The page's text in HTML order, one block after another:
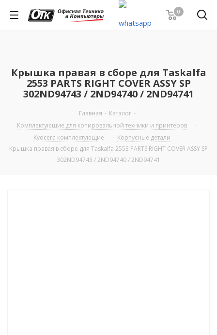
0
Крышка правая в сборе для Taskalfa
2553 PARTS RIGHT COVER ASSY SP
302ND94743 / 2ND94740 / 2ND94741
Главная - Каталог -
Комплектующие для копировальной техники и принтеров
-
Kyocera комплектующие
- Корпусные детали
-
Крышка правая в сборе для Taskalfa 2553 PARTS RIGHT COVER ASSY SP
302ND94743 / 2ND94740 / 2ND94741